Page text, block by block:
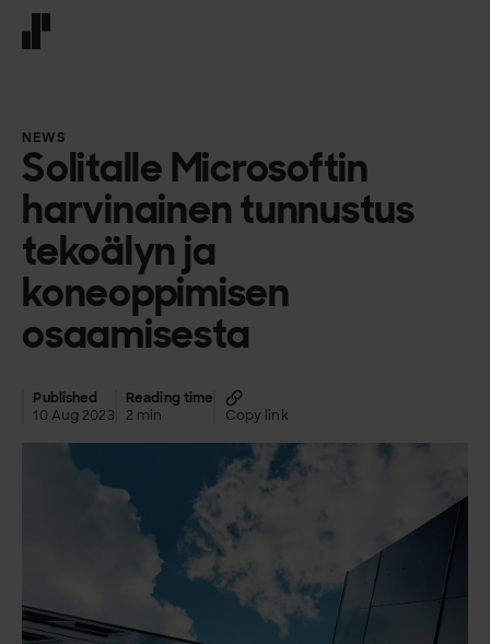
NEWS
Solitalle Microsoftin
harvinainen tunnustus
tekoälyn ja
koneoppimisen
osaamisesta
Published
10 Aug 2023
Reading time
2 min
Copy link